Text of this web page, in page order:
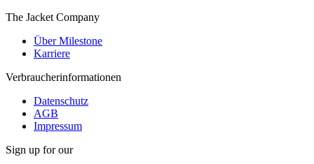
The Jacket Company
Über Milestone
Karriere
Verbraucherinformationen
Datenschutz
AGB
Impressum
Sign up for our